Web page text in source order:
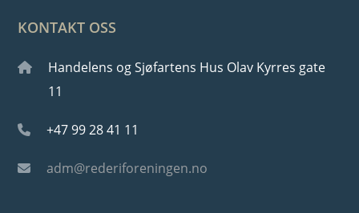
KONTAKT OSS
Handelens og Sjøfartens Hus Olav Kyrres gate
11
+47 99 28 41 11
adm@rederiforeningen.no